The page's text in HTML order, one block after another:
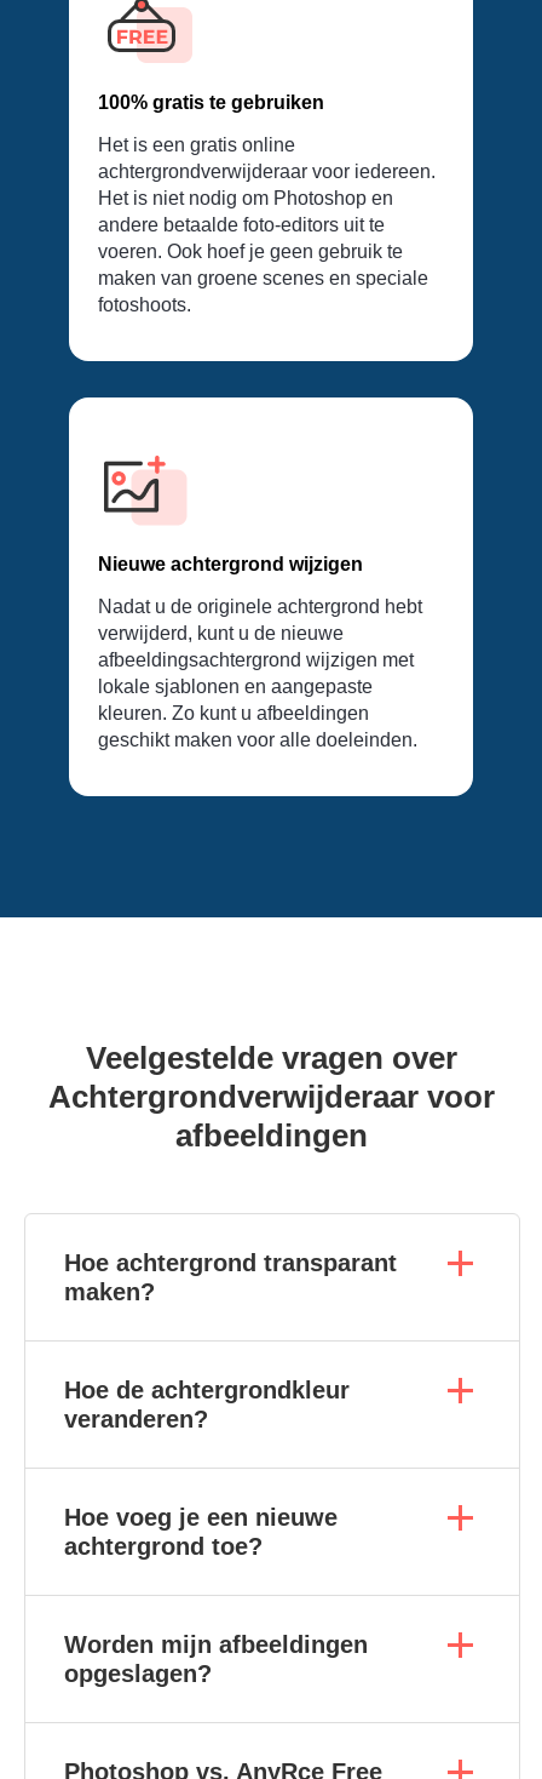
100% gratis te gebruiken
Het is een gratis online
achtergrondverwijderaar voor iedereen.
Het is niet nodig om Photoshop en
andere betaalde foto-editors uit te
voeren. Ook hoef je geen gebruik te
maken van groene scenes en speciale
fotoshoots.
Nieuwe achtergrond wijzigen
Nadat u de originele achtergrond hebt
verwijderd, kunt u de nieuwe
afbeeldingsachtergrond wijzigen met
lokale sjablonen en aangepaste
kleuren. Zo kunt u afbeeldingen
geschikt maken voor alle doeleinden.
Veelgestelde vragen over
Achtergrondverwijderaar voor
afbeeldingen
Hoe achtergrond transparant
maken?
Hoe de achtergrondkleur
veranderen?
Hoe voeg je een nieuwe
achtergrond toe?
Worden mijn afbeeldingen
opgeslagen?
Photoshop vs. AnyRce Free